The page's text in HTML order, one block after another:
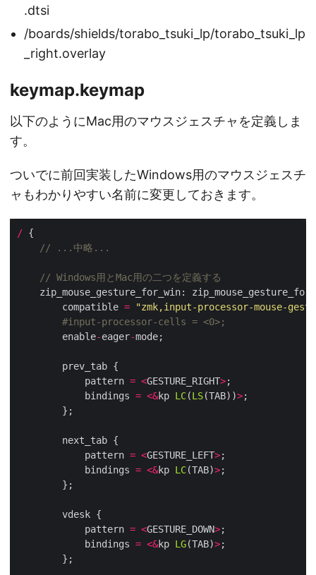
.dtsi
/boards/shields/torabo_tsuki_lp/torabo_tsuki_lp
_right.overlay
keymap.keymap
以下のようにMac用のマウスジェスチャを定義しま
す。
ついでに前回実装したWindows用のマウスジェスチ
ャもわかりやすい名前に変更しておきます。
/
        compatible
=
"zmk,input-processor-mouse-
        enable
-eager-
            pattern
= <GESTURE_RIGHT>
            bindings
= <&kp LC(LS(TAB))>
            pattern
= <GESTURE_LEFT>
            bindings
= <&kp LC(TAB)>
            pattern
= <GESTURE_DOWN>
            bindings
= <&kp LG(TAB)>